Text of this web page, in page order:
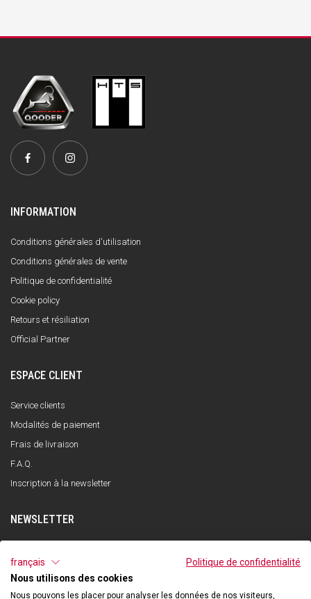
INFORMATION
Conditions générales d'utilisation
Conditions générales de vente
Politique de confidentialité
Cookie policy
Retours et résiliation
Official Partner
ESPACE CLIENT
Service clients
Modalités de paiement
Frais de livraison
F.A.Q.
Inscription à la newsletter
NEWSLETTER
S'INSCRIRE
J'ai lu et compris la politique de confidentialité et j'accepte le traitement de
français
Politique de confidentialité
Nous utilisons des cookies
Nous pouvons les placer pour analyser les données de nos visiteurs,